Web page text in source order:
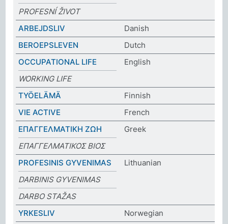
PROFESNÍ ŽIVOT
ARBEJDSLIV
Danish
BEROEPSLEVEN
Dutch
OCCUPATIONAL LIFE
English
WORKING LIFE
TYÖELÄMÄ
Finnish
VIE ACTIVE
French
ΕΠΑΓΓΕΛΜΑΤΙΚΗ ΖΩΗ
Greek
ΕΠΑΓΓΕΛΜΑΤΙΚΟΣ ΒΙΟΣ
PROFESINIS GYVENIMAS
Lithuanian
DARBINIS GYVENIMAS
DARBO STAŽAS
YRKESLIV
Norwegian